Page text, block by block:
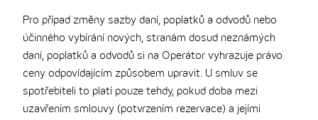
Pro případ změny sazby daní, poplatků a odvodů nebo
účinného vybírání nových, stranám dosud neznámých
daní, poplatků a odvodů si na Operátor vyhrazuje právo
ceny odpovídajícím způsobem upravit. U smluv se
spotřebiteli to platí pouze tehdy, pokud doba mezi
uzavřením smlouvy (potvrzením rezervace) a jejími